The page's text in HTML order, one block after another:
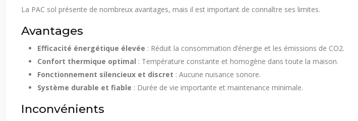
La PAC sol présente de nombreux avantages, mais il est important de connaître ses limites.
Avantages
Efficacité énergétique élevée : Réduit la consommation d’énergie et les émissions de CO2.
Confort thermique optimal : Température constante et homogène dans toute la maison.
Fonctionnement silencieux et discret : Aucune nuisance sonore.
Système durable et fiable : Durée de vie importante et maintenance minimale.
Inconvénients